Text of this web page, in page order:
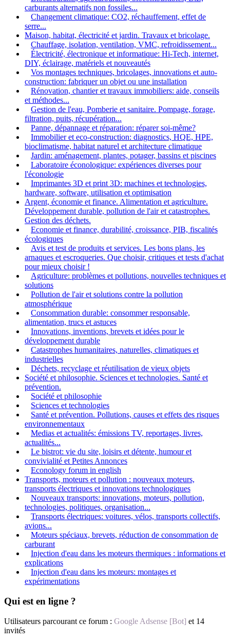
carburants alternatifs non fossiles...
Changement climatique: CO2, réchauffement, effet de
serre...
Maison, habitat, électricité et jardin. Travaux et bricolage.
Chauffage, isolation, ventilation, VMC, refroidissement...
Électricité, électronique et informatique: Hi-Tech, internet,
DIY, éclairage, matériels et nouveautés
Vos montages techniques, bricolages, innovations et auto-
construction: fabriquer un objet ou une installation
Rénovation, chantier et travaux immobiliers: aide, conseils
et méthodes...
Gestion de l'eau, Pomberie et sanitaire. Pompage, forage,
filtration, puits, récupération...
Panne, dépannage et réparation: réparer soi-même?
Immobilier et eco-construction: diagnostics, HQE, HPE,
bioclimatisme, habitat naturel et architecture climatique
Jardin: aménagement, plantes, potager, bassins et piscines
Laboratoire éconologique: expériences diverses pour
l'éconologie
Imprimantes 3D et print 3D: machines et technologies,
hardware, software, utilisation et optimisation
Argent, économie et finance. Alimentation et agriculture.
Développement durable, pollution de l'air et catastrophes.
Gestion des déchets.
Economie et finance, durabilité, croissance, PIB, fiscalités
écologiques
Avis et test de produits et services. Les bons plans, les
arnaques et escroqueries. Que choisir, critiques et tests d'achat
pour mieux choisir !
Agriculture: problèmes et pollutions, nouvelles techniques et
solutions
Pollution de l'air et solutions contre la pollution
atmosphérique
Consommation durable: consommer responsable,
alimentation, trucs et astuces
Innovations, inventions, brevets et idées pour le
développement durable
Catastrophes humanitaires, naturelles, climatiques et
industrielles
Déchets, recyclage et réutilisation de vieux objets
Société et philosophie. Sciences et technologies. Santé et
prévention.
Société et philosophie
Sciences et technologies
Santé et prévention. Pollutions, causes et effets des risques
environnementaux
Medias et actualités: émissions TV, reportages, livres,
actualités...
Le bistrot: vie du site, loisirs et détente, humour et
convivialité et Petites Annonces
Econology forum in english
Transports, moteurs et pollution : nouveaux moteurs,
transports électriques et innovations technologiques
Nouveaux transports: innovations, moteurs, pollution,
technologies, politiques, organisation...
Transports électriques: voitures, vélos, transports collectifs,
avions...
Moteurs spéciaux, brevets, réduction de consommation de
carburant
Injection d'eau dans les moteurs thermiques : informations et
explications
Injection d'eau dans les moteurs: montages et
expérimentations
Qui est en ligne ?
Utilisateurs parcourant ce forum : Google Adsense [Bot] et 14
invités